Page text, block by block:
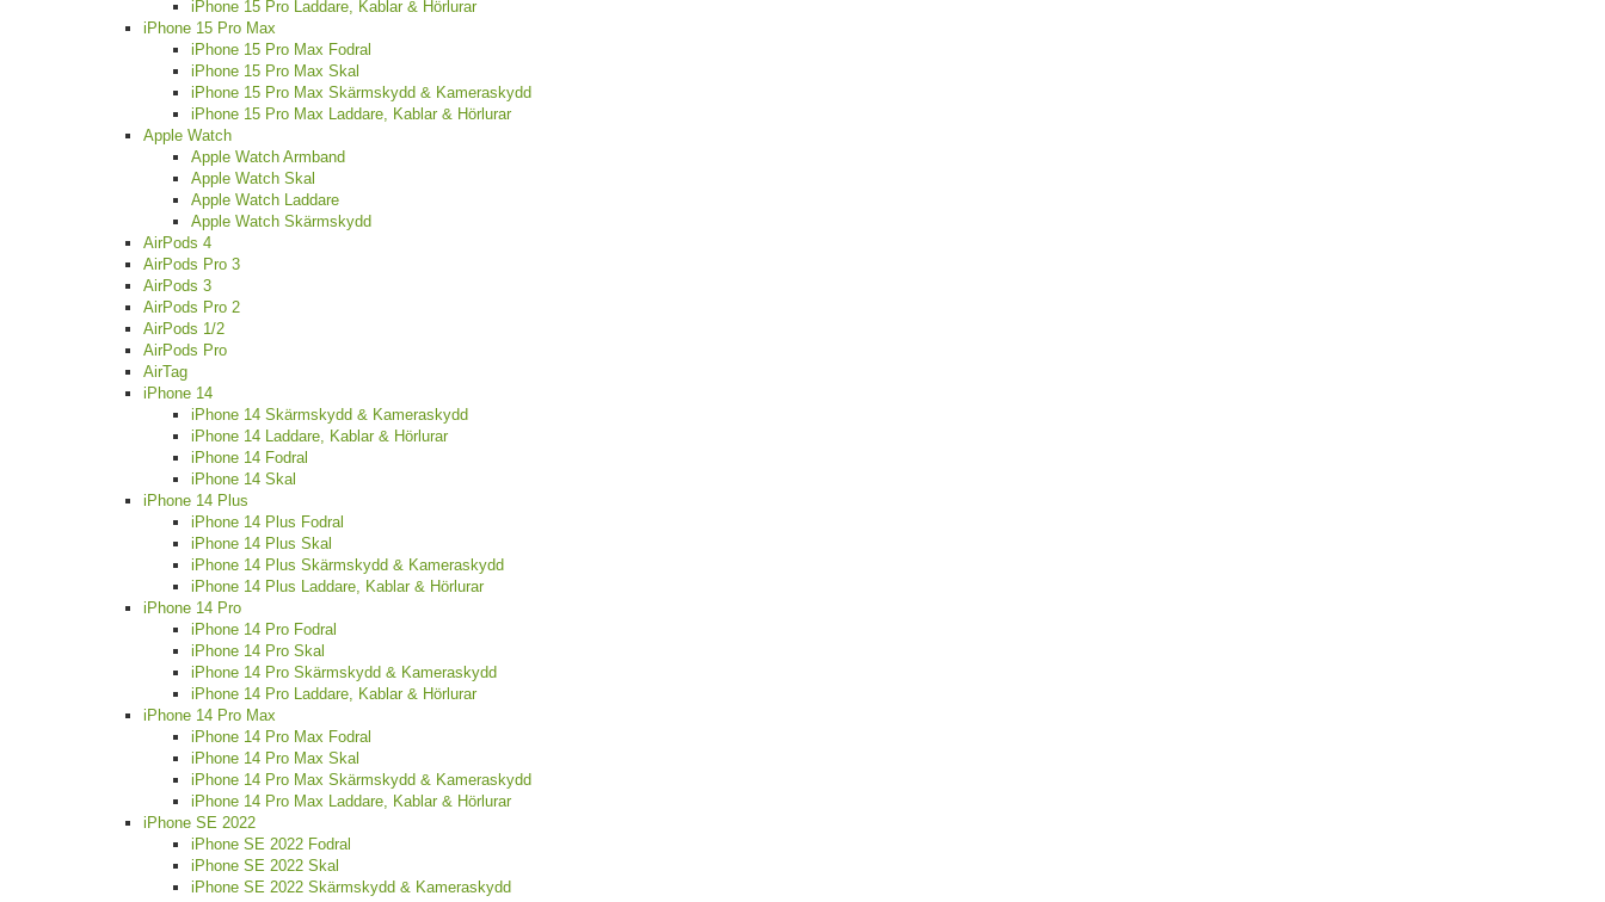
iPhone 15 Pro Laddare, Kablar & Hörlurar
iPhone 15 Pro Max
iPhone 15 Pro Max Fodral
iPhone 15 Pro Max Skal
iPhone 15 Pro Max Skärmskydd & Kameraskydd
iPhone 15 Pro Max Laddare, Kablar & Hörlurar
Apple Watch
Apple Watch Armband
Apple Watch Skal
Apple Watch Laddare
Apple Watch Skärmskydd
AirPods 4
AirPods Pro 3
AirPods 3
AirPods Pro 2
AirPods 1/2
AirPods Pro
AirTag
iPhone 14
iPhone 14 Skärmskydd & Kameraskydd
iPhone 14 Laddare, Kablar & Hörlurar
iPhone 14 Fodral
iPhone 14 Skal
iPhone 14 Plus
iPhone 14 Plus Fodral
iPhone 14 Plus Skal
iPhone 14 Plus Skärmskydd & Kameraskydd
iPhone 14 Plus Laddare, Kablar & Hörlurar
iPhone 14 Pro
iPhone 14 Pro Fodral
iPhone 14 Pro Skal
iPhone 14 Pro Skärmskydd & Kameraskydd
iPhone 14 Pro Laddare, Kablar & Hörlurar
iPhone 14 Pro Max
iPhone 14 Pro Max Fodral
iPhone 14 Pro Max Skal
iPhone 14 Pro Max Skärmskydd & Kameraskydd
iPhone 14 Pro Max Laddare, Kablar & Hörlurar
iPhone SE 2022
iPhone SE 2022 Fodral
iPhone SE 2022 Skal
iPhone SE 2022 Skärmskydd & Kameraskydd